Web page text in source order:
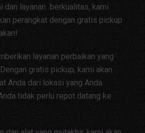
dan layanan berkualitas, kami
perangkat dengan gratis pickup
layanan perbaikan yang
gratis pickup, kami akan
Anda dari lokasi yang Anda
tidak perlu repot datang ke